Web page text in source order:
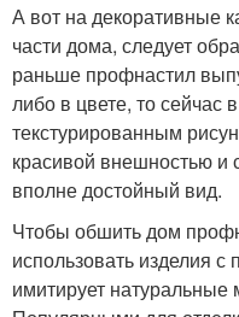
А вот на декоративные
части дома, следует
раньше профнастил
либо в цвете, то сейчас
текстурированным
красивой внешностью и
вполне достойный вид.
Чтобы обшить дом
использовать изделия с
имитирует